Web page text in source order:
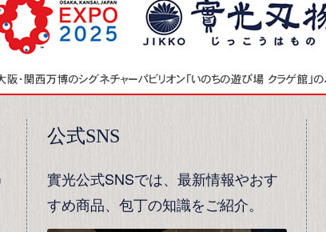
公式SNS
實光公式SNSでは、最新情報やおす
すめ商品、包丁の知識をご紹介。